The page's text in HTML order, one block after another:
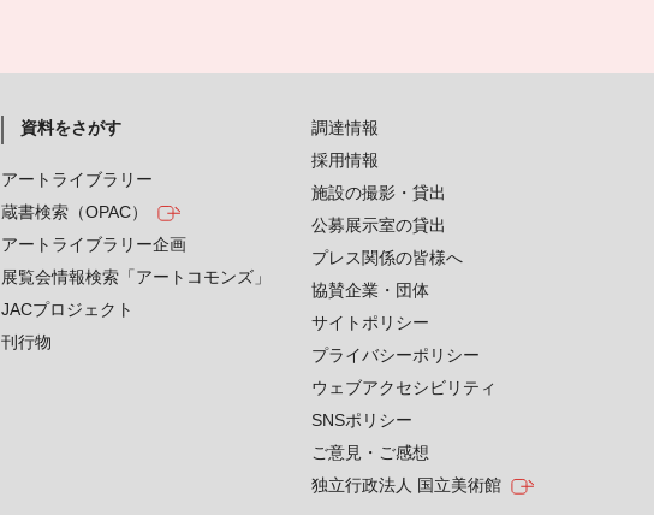
資料をさがす
アートライブラリー
蔵書検索（OPAC）
アートライブラリー企画
展覧会情報検索「アートコモンズ」
JACプロジェクト
刊行物
調達情報
採用情報
施設の撮影・貸出
公募展示室の貸出
プレス関係の皆様へ
協賛企業・団体
サイトポリシー
プライバシーポリシー
ウェブアクセシビリティ
SNSポリシー
ご意見・ご感想
独立行政法人 国立美術館